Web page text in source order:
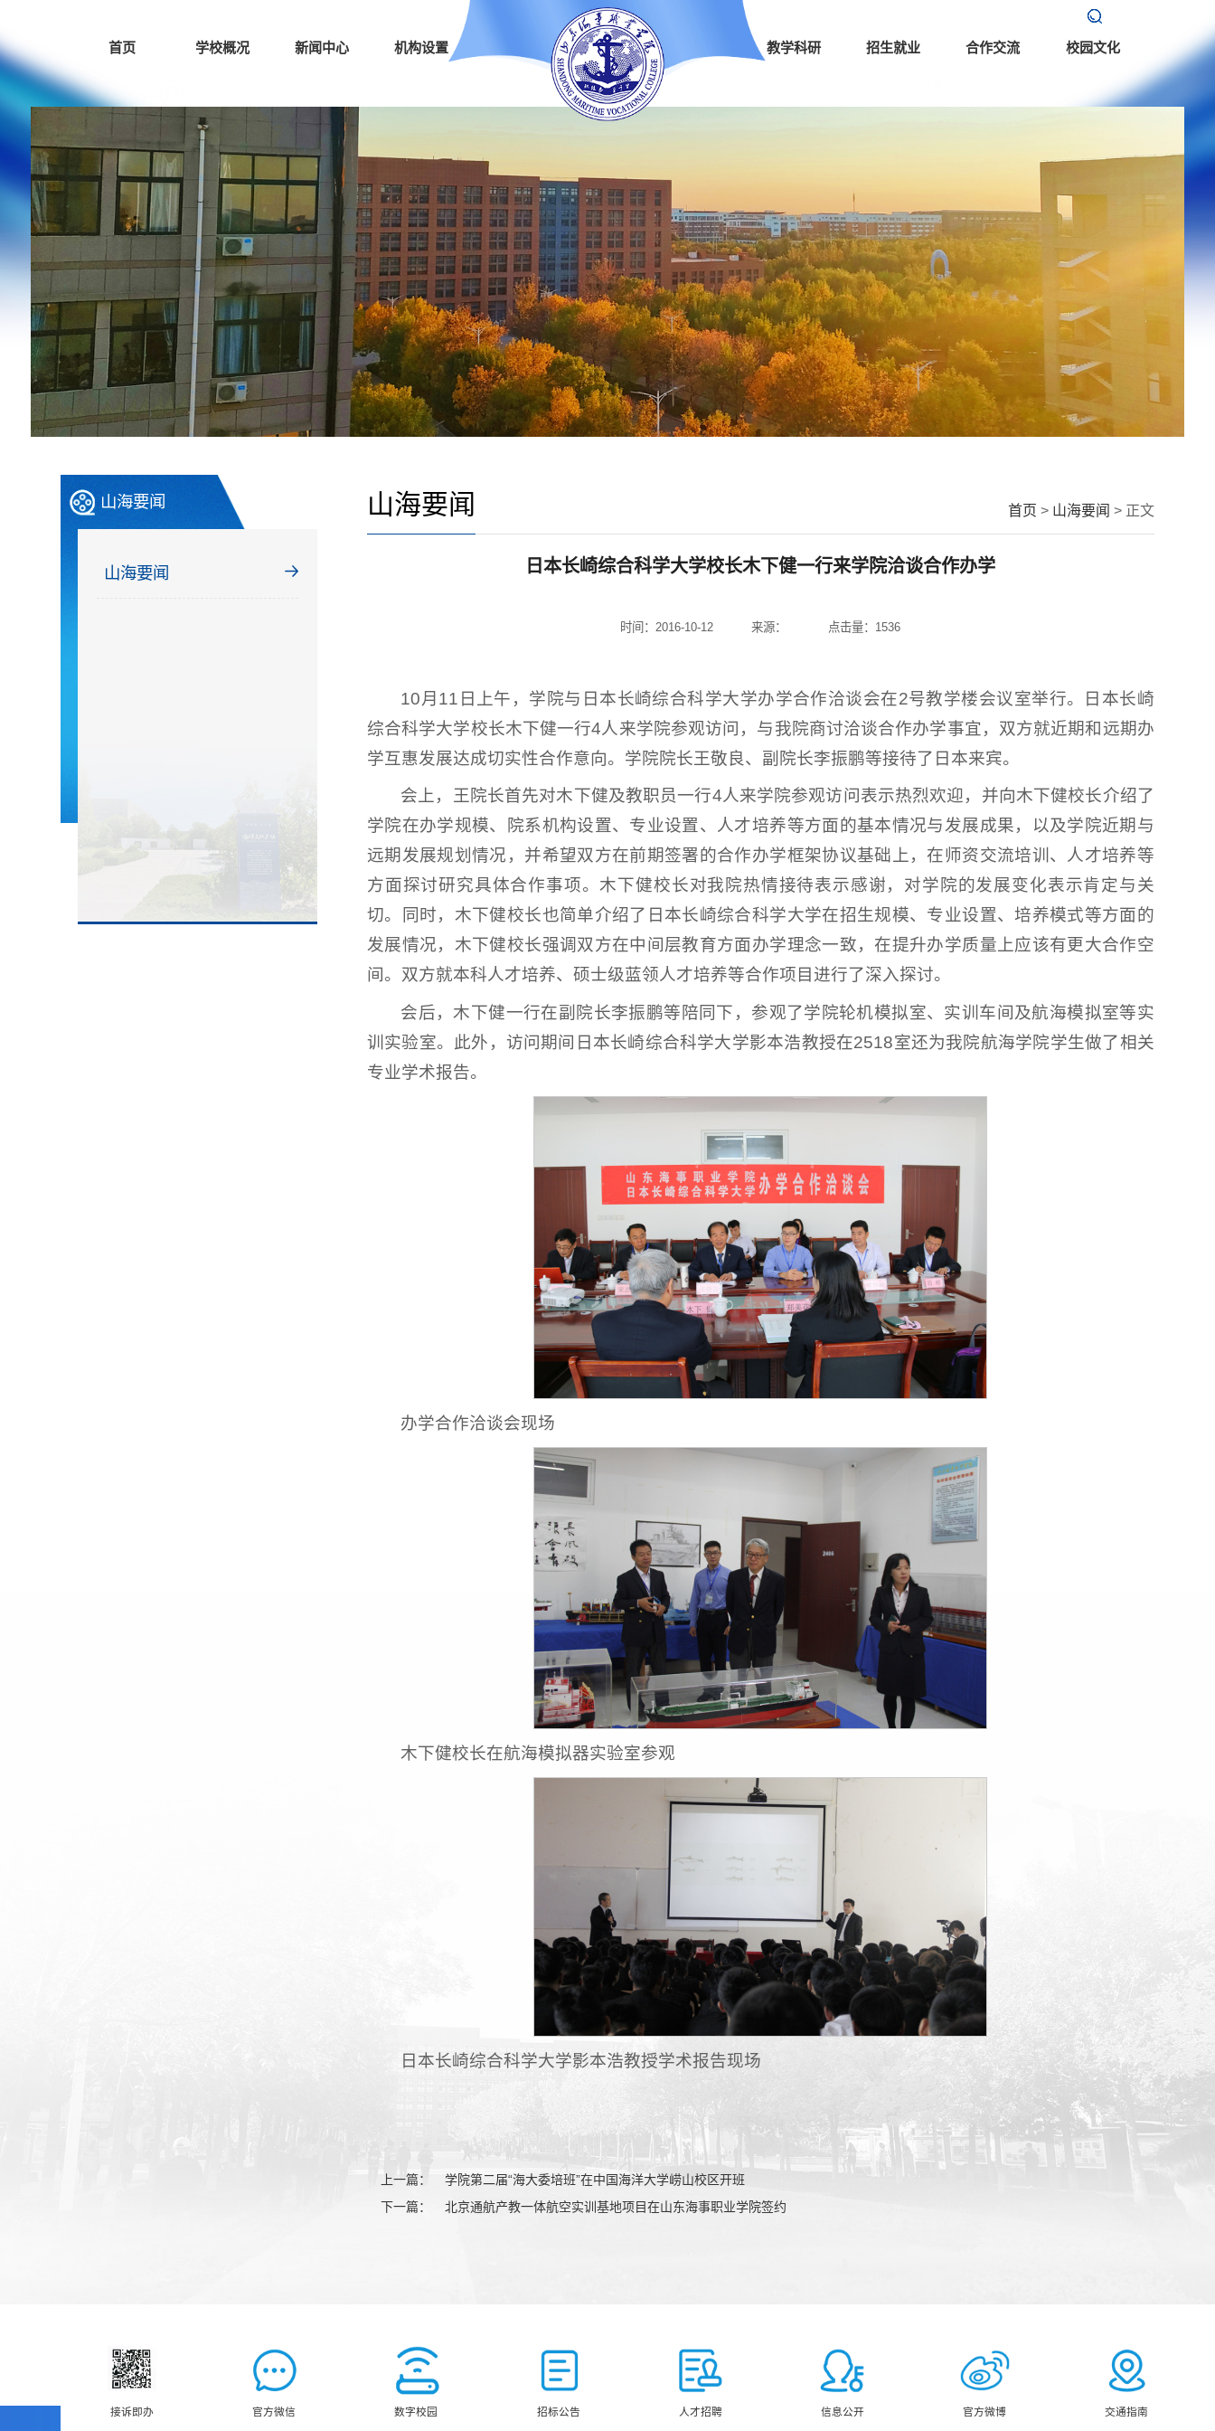
首页 学校概况 新闻中心 机构设置 教学科研 招生就业 合作交流 校园文化
山海要闻
山海要闻
首页 > 山海要闻 > 正文
山海要闻
日本长崎综合科学大学校长木下健一行来学院洽谈合作办学
时间：2016-10-12 来源： 点击量： 1536
10月11日上午，学院与日本长崎综合科学大学办学合作洽谈会在2号教学楼会议室举行。日本长崎
综合科学大学校长木下健一行4人来学院参观访问，与我院商讨洽谈合作办学事宜，双方就近期和远期办
学互惠发展达成切实性合作意向。学院院长王敬良、副院长李振鹏等接待了日本来宾。
会上，王院长首先对木下健及教职员一行4人来学院参观访问表示热烈欢迎，并向木下健校长介绍了
学院在办学规模、院系机构设置、专业设置、人才培养等方面的基本情况与发展成果，以及学院近期与
远期发展规划情况，并希望双方在前期签署的合作办学框架协议基础上，在师资交流培训、人才培养等
方面探讨研究具体合作事项。木下健校长对我院热情接待表示感谢，对学院的发展变化表示肯定与关
切。同时，木下健校长也简单介绍了日本长崎综合科学大学在招生规模、专业设置、培养模式等方面的
发展情况，木下健校长强调双方在中间层教育方面办学理念一致，在提升办学质量上应该有更大合作空
间。双方就本科人才培养、硕士级蓝领人才培养等合作项目进行了深入探讨。
会后，木下健一行在副院长李振鹏等陪同下，参观了学院轮机模拟室、实训车间及航海模拟室等实
训实验室。此外，访问期间日本长崎综合科学大学影本浩教授在2518室还为我院航海学院学生做了相关
专业学术报告。
办学合作洽谈会现场
木下健校长在航海模拟器实验室参观
日本长崎综合科学大学影本浩教授学术报告现场
上一篇：
学院第二届“海大委培班”在中国海洋大学崂山校区开班
下一篇：
北京通航产教一体航空实训基地项目在山东海事职业学院签约
接诉即办 官方微信 数字校园 招标公告 人才招聘 信息公开 官方微博 交通指南